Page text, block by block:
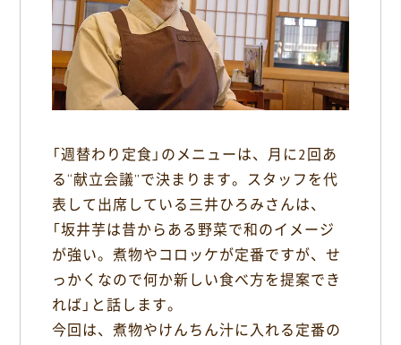
「週替わり定食」のメニューは、月に2回あ
る“献立会議”で決まります。スタッフを代
表して出席している三井ひろみさんは、
「坂井芋は昔からある野菜で和のイメージ
が強い。煮物やコロッケが定番ですが、せ
っかくなので何か新しい食べ方を提案でき
れば」と話します。
今回は、煮物やけんちん汁に入れる定番の